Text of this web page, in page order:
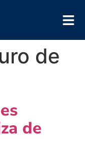
de
de